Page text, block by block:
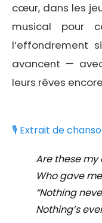
cœur, dans les
musical pour
l’effondrement
avancent —
leurs rêves
🎙️ Extrait de
Are these my
Who gave
“Nothing
Nothing’s